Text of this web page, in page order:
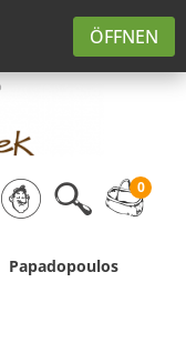
ÖFFNEN
0
Papadopoulos